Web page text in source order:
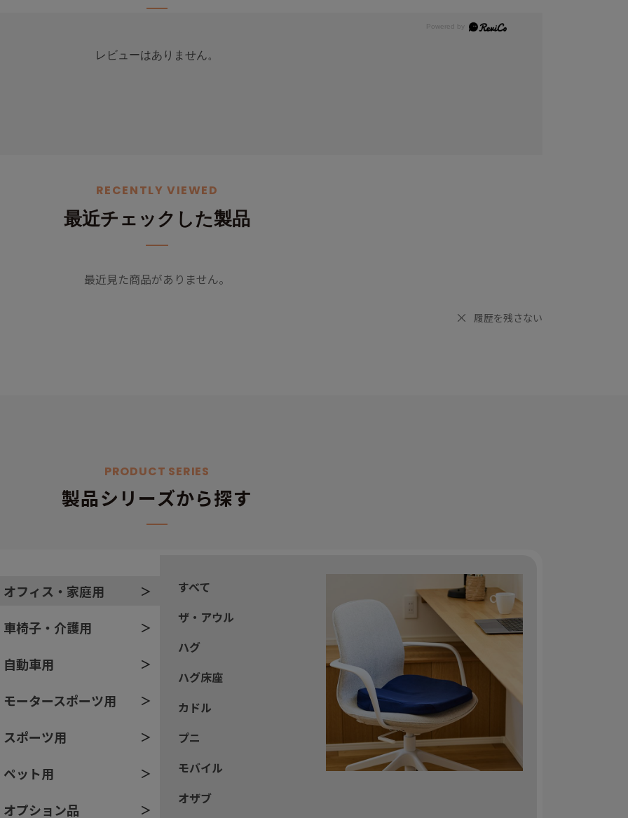
レビューはありません。
RECENTLY VIEWED
最近チェックした製品
最近見た商品がありません。
履歴を残さない
PRODUCT SERIES
製品シリーズから探す
オフィス・家庭用
車椅子・介護用
自動車用
モータースポーツ用
スポーツ用
ペット用
オプション品
すべて
ザ・アウル
ハグ
ハグ床座
カドル
プニ
モバイル
オザブ